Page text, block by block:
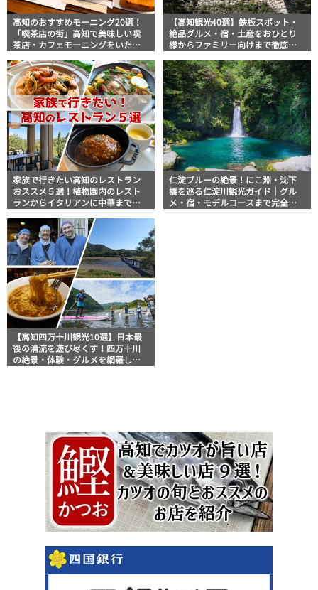
高知のおすすめモーニング20選！
「喫茶店の街」高知で美味しい喫
茶店・カフェモーニングをいただ
【高知観光40選】鉄板スポット・
絶品グルメ・宿・土産をおひとり
様からファミリー向けまで徹底解
家族で行きたい高知のレストラン
おススメ５選！植物園内のレスト
ランからイタリアンに中華まで楽
仁淀ブルーの絶景！にこ淵・沈下
橋を巡る仁淀川観光ガイド｜グル
メ・宿・モデルコースまで完全網
【高知四万十川観光10選】日本最
後の清流を遊び尽くす！四万十川
の絶景・体験・グルメを網羅した